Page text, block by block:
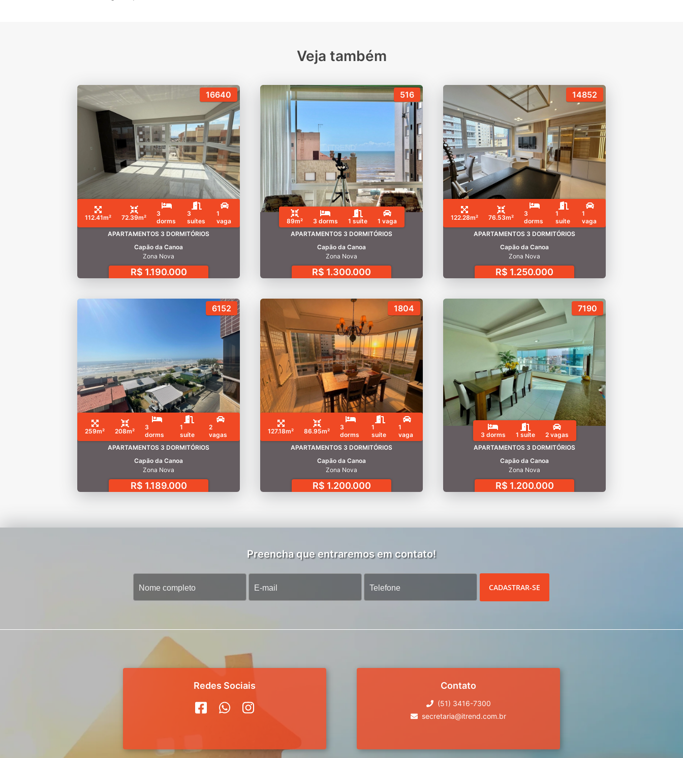
Veja também
16640
112.41m² 72.39m²
3
dorms
3
suítes
1
vaga
APARTAMENTOS 3 DORMITÓRIOS
Capão da Canoa
Zona Nova
R$ 1.190.000
516
89m² 3 dorms 1 suíte
1 vaga
APARTAMENTOS 3 DORMITÓRIOS
Capão da Canoa
Zona Nova
R$ 1.300.000
14852
122.28m² 76.53m²
3
dorms
1
suíte
1
vaga
APARTAMENTOS 3 DORMITÓRIOS
Capão da Canoa
Zona Nova
R$ 1.250.000
6152
259m² 208m²
3
dorms
1
suíte
2
vagas
APARTAMENTOS 3 DORMITÓRIOS
Capão da Canoa
Zona Nova
R$ 1.189.000
1804
127.18m² 86.95m²
3
dorms
1
suíte
1
vaga
APARTAMENTOS 3 DORMITÓRIOS
Capão da Canoa
Zona Nova
R$ 1.200.000
7190
3 dorms 1 suíte
2 vagas
APARTAMENTOS 3 DORMITÓRIOS
Capão da Canoa
Zona Nova
R$ 1.200.000
Preencha que entraremos em contato!
CADASTRAR-SE
Redes Sociais Contato
(51) 3416-7300
secretaria@itrend.com.br